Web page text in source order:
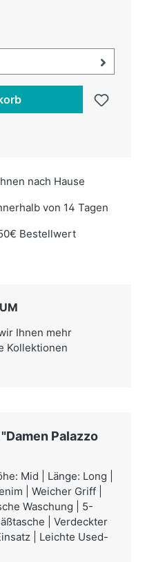
ausgewählt:
nach Hause
von 14 Tagen
Bestellwert
Ihnen mehr
Kollektionen
Palazzo
Mid | Länge: Long |
| Weicher Griff |
Waschung | 5-
| Verdeckter
| Leichte Used-